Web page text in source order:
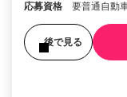
応募資格 要普通自動
後で見る